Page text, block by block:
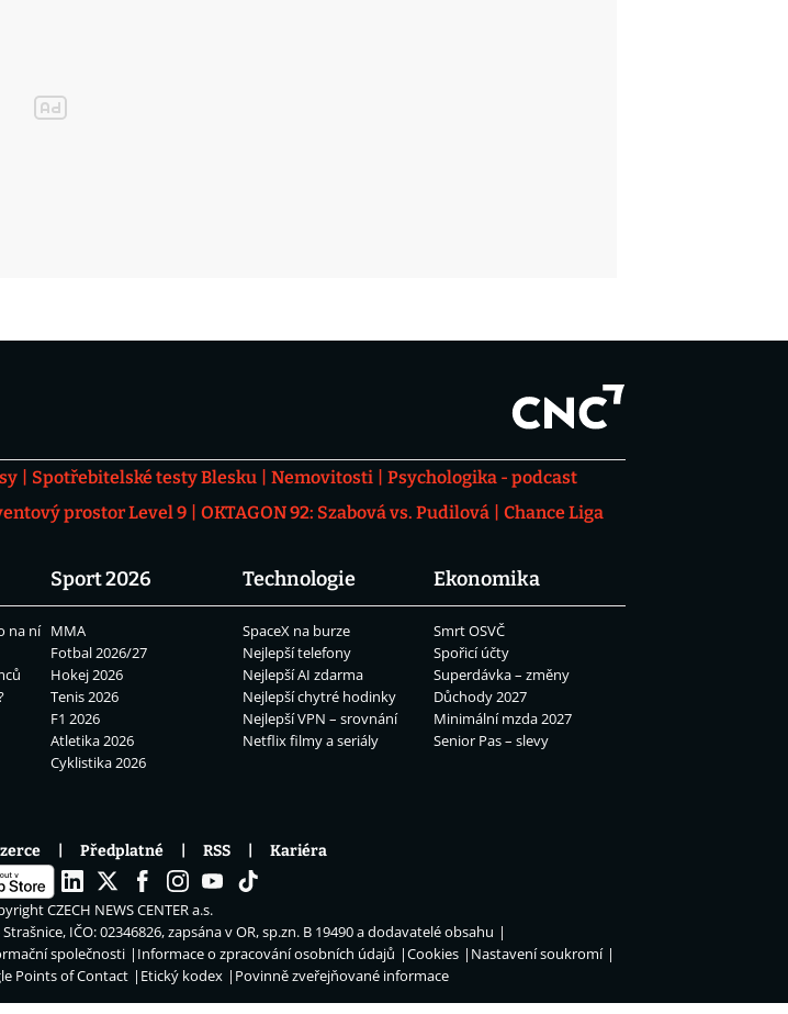
Spotřebitelské testy Blesku Nemovitosti
Psychologika - podcast
prostor Level 9 OKTAGON 92: Szabová vs. Pudilová
Chance Liga
na ní
Sport 2026
MMA
Fotbal 2026/27
Hokej 2026
Tenis 2026
F1 2026
Atletika 2026
Cyklistika 2026
Technologie
SpaceX na burze
Nejlepší telefony
Nejlepší AI zdarma
Nejlepší chytré hodinky
Nejlepší VPN – srovnání
Netflix filmy a seriály
Ekonomika
Smrt OSVČ
Spořicí účty
Superdávka – změny
Důchody 2027
Minimální mzda 2027
Senior Pas – slevy
Předplatné RSS Kariéra
CZECH NEWS CENTER a.s.
IČO: 02346826, zapsána v OR, sp.zn. B 19490 a dodavatelé obsahu
společnosti Informace o zpracování osobních údajů Cookies
Nastavení soukromí
Points of Contact Etický kodex Povinně zveřejňované informace